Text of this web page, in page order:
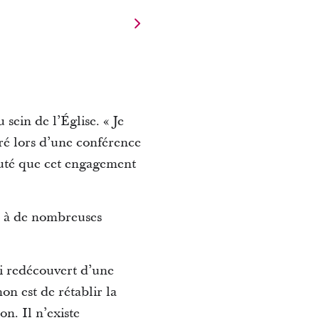
de l’Église. « Je
lors d’une conférence
que cet engagement
de nombreuses
d’une
est de rétablir la
Il n’existe